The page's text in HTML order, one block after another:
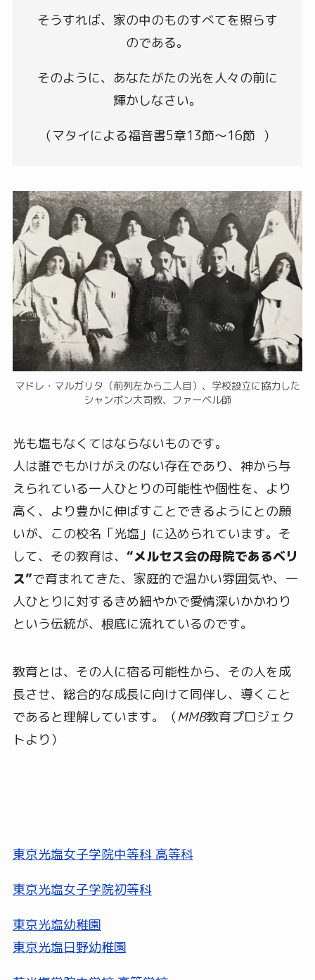
そうすれば、家の中のものすべてを照らす
のである。
そのように、あなたがたの光を人々の前に
輝かしなさい。
（マタイによる福音書5章13節～16節 ）
マドレ・マルガリタ（前列左から二人目）、学校設立に協力した
シャンボン大司教、ファーベル師
光も塩もなくてはならないものです。
人は誰でもかけがえのない存在であり、神から与
えられている一人ひとりの可能性や個性を、より
高く、より豊かに伸ばすことできるようにとの願
いが、この校名「光塩」に込められています。そ
して、その教育は、 “メルセス会の母院であるベリ
ス”で育まれてきた、家庭的で温かい雰囲気や、一
人ひとりに対するきめ細やかで愛情深いかかわり
という伝統が、根底に流れているのです。
教育とは、その人に宿る可能性から、その人を成
長させ、総合的な成長に向けて同伴し、導くこと
であると理解しています。（MMB教育プロジェク
トより）
東京光塩女子学院中等科 高等科
東京光塩女子学院初等科
東京光塩幼稚園
東京光塩日野幼稚園